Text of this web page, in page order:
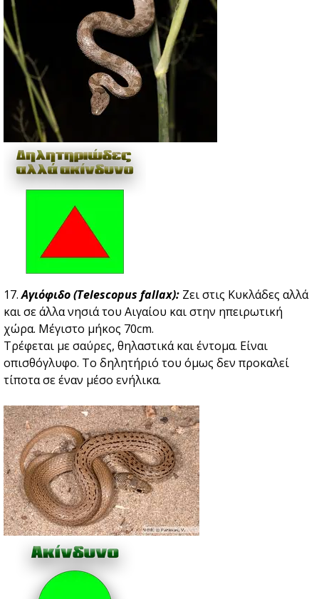
17.Αγιόφιδο (Telescopus fallax): Ζει στις Κυκλάδες αλλά
και σε άλλα νησιά του Αιγαίου και στην ηπειρωτική
χώρα. Μέγιστο μήκος 70cm.
Τρέφεται με σαύρες, θηλαστικά και έντομα. Είναι
οπισθόγλυφο. Το δηλητήριό του όμως δεν προκαλεί
τίποτα σε έναν μέσο ενήλικα.